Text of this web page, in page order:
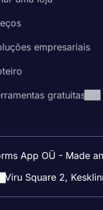
empresariais
gratuitas
App OÜ - Made
Viru Square 2,